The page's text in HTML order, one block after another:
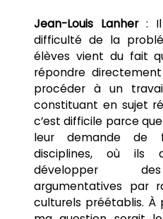
Jean-Louis Lanher :
difficulté de la
élèves vient du fait
répondre
procéder à un
constituant en sujet
c’est difficile parce
leur demande de
disciplines, où ils
développer
argumentatives par
culturels préétablis. À